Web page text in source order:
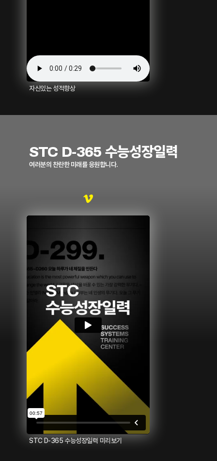
자신있는 성적향상
STC D-365 수능성장일력
여러분의 찬란한 미래를 응원합니다.
STC D-365 수능성장일력 미리보기